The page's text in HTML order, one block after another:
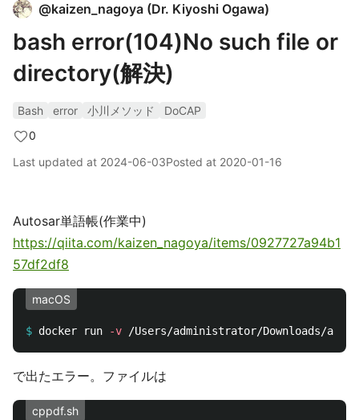
@kaizen_nagoya (Dr. Kiyoshi Ogawa)
bash error(104)No such file or
directory(解決)
Bash error 小川メソッド
DoCAP
0
Last updated at 2024-06-03Posted at 2020-01-16
Autosar単語帳(作業中)
https://qiita.com/kaizen_nagoya/items/0927727a94b1
57df2df8
macOS
$ docker run -v /Users/administrator/Downloads/
で出たエラー。ファイルは
cppdf.sh